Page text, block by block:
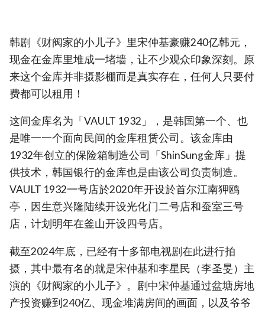
韩剧《财阀家的小儿子》里宋仲基豪赚240亿韩元，
现金在金库里堆成一堵墙，让不少观众印象深刻。原
来这个金库并非摄影棚而是真实存在，任何人只要付
费都可以租用！
这间金库名为「VAULT 1932」，是韩国第一个、也
是唯一一个面向民间的金库租赁公司。该金库由
1932年创立的保险箱制造公司「ShinSung金库」提
供技术，韩国银行的金库也是由该公司负责制造。
VAULT 1932一号店於2020年开设於首尔江南狎鸥
亭，因生意兴隆陆续开设光化门二号店和蚕室三号
店，计划明年在釜山开设四号店。
截至2024年底，已经有十多部电视剧在此进行拍
摄，其中最有名的就是宋仲基和李星民（李圣旻）主
演的《财阀家的小儿子》。剧中宋仲基通过盆塘房地
产投资赚到240亿、现金堆满房间的画面，以及爷爷